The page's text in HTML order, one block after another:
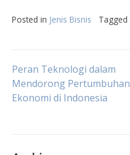
Posted in Jenis Bisnis Tagged
Post
navigation
Peran Teknologi dalam
Mendorong Pertumbuhan
Ekonomi di Indonesia